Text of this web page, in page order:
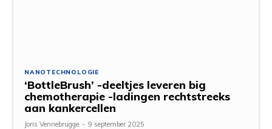
NANOTECHNOLOGIE
‘BottleBrush’ -deeltjes leveren big
chemotherapie -ladingen rechtstreeks
aan kankercellen
Joris Vennebrugge - 9 september 2025